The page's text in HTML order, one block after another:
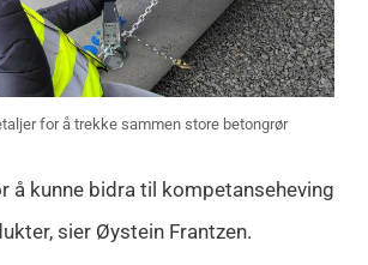
for å trekke sammen store betongrør
å kunne bidra til kompetanseheving
sier Øystein Frantzen.